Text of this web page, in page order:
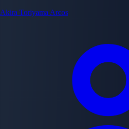
Akira Toriyama Arcos